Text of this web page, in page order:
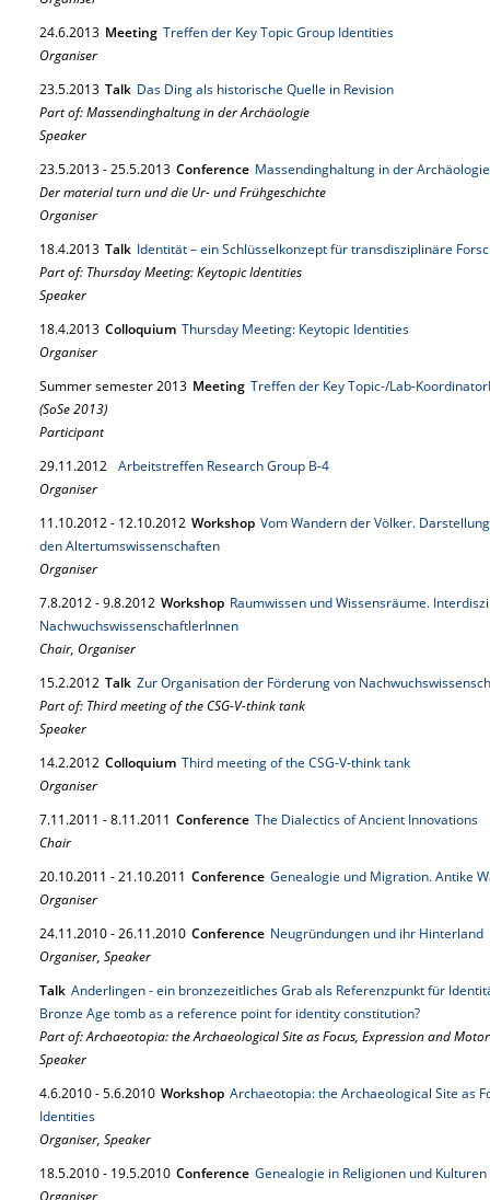
24.6.2013 Meeting Treffen der Key Topic Group Identities
Organiser
23.5.2013 Talk Das Ding als historische Quelle in Revision
Part of: Massendinghaltung in der Archäologie
Speaker
23.5.2013-25.5.2013 Conference Massendinghaltung in der Archäologie
Der material turn und die Ur- und Frühgeschichte
Organiser
18.4.2013 Talk Identität – ein Schlüsselkonzept für transdisziplinäre
Part of: Thursday Meeting: Keytopic Identities
Speaker
18.4.2013 Colloquium Thursday Meeting: Keytopic Identities
Organiser
Summer semester 2013 Meeting Treffen der Key Topic-/Lab-
(SoSe 2013)
Participant
29.11.2012 Arbeitstreffen Research Group B-4
Organiser
11.10.2012- 12.10.2012 Workshop Vom Wandern der Völker.
den Altertumswissenschaften
Organiser
7.8.2012-9.8.2012 Workshop Raumwissen und Wissensräume.
NachwuchswissenschaftlerInnen
Chair, Organiser
15.2.2012 Talk Zur Organisation der Förderung von
Part of: Third meeting of the CSG-V-think tank
Speaker
14.2.2012 Colloquium Third meeting of the CSG-V-think tank
Organiser
7.11.2011 -8.11.2011 Conference The Dialectics of Ancient Innovations
Chair
20.10.2011 -21.10.2011 Conference Genealogie und Migration. Antike
Organiser
24.11.2010-26.11.2010 Conference Neugründungen und ihr Hinterland
Organiser, Speaker
Talk Anderlingen - ein bronzezeitliches Grab als Referenzpunkt für
Bronze Age tomb as a reference point for identity constitution?
Part of: Archaeotopia: the Archaeological Site as Focus, Expression and
Speaker
4.6.2010-5.6.2010 Workshop Archaeotopia: the Archaeological Site as
Identities
Organiser, Speaker
18.5.2010- 19.5.2010 Conference Genealogie in Religionen und
Organiser